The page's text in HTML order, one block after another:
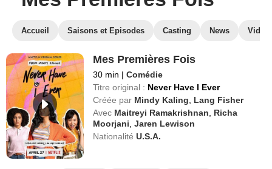
Accueil Saisons et Episodes Casting News
Mes Premières Fois
30 min | Comédie
Titre original : Never Have I Ever
Créée par Mindy Kaling
Lang Fisher
Avec Maitreyi Ramakrishnan
Richa
Moorjani ,Jaren Lewison
Nationalité U.S.A.